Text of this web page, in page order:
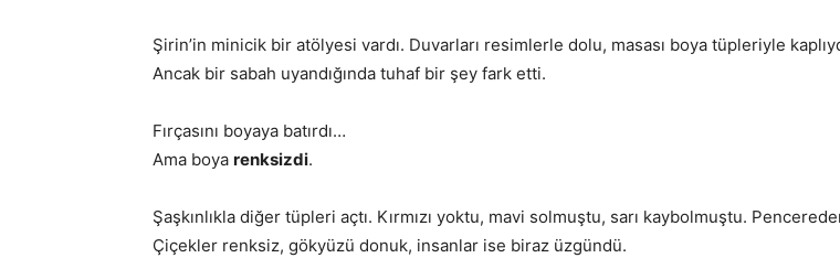
Şirin’in minicik bir atölyesi vardı. Duvarları resimlerle dolu, masası boya tüpleriyle
Ancak bir sabah uyandığında tuhaf bir şey fark etti.
Fırçasını boyaya batırdı…
Ama boya renksizdi.
Şaşkınlıkla diğer tüpleri açtı. Kırmızı yoktu, mavi solmuştu, sarı kaybolmuştu.
Çiçekler renksiz, gökyüzü donuk, insanlar ise biraz üzgündü.